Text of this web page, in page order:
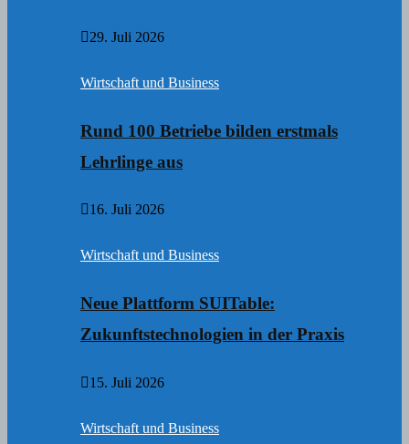
29. Juli 2026
Wirtschaft und Business
Rund 100 Betriebe bilden erstmals
Lehrlinge aus
16. Juli 2026
Wirtschaft und Business
Neue Plattform SUITable:
Zukunftstechnologien in der Praxis
15. Juli 2026
Wirtschaft und Business